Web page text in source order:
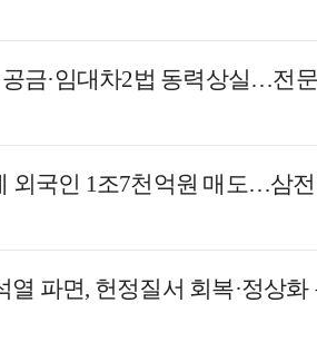
금·임대차2법 동력상실…전
열 파면, 헌정질서 회복·정상화